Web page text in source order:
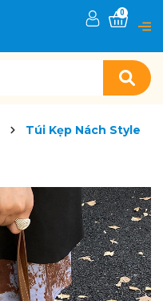
0
Túi Kẹp Nách Style